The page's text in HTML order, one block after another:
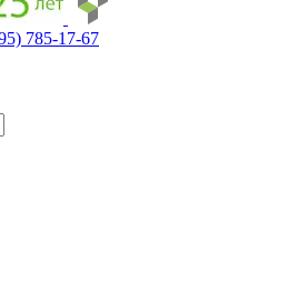
785-17-67